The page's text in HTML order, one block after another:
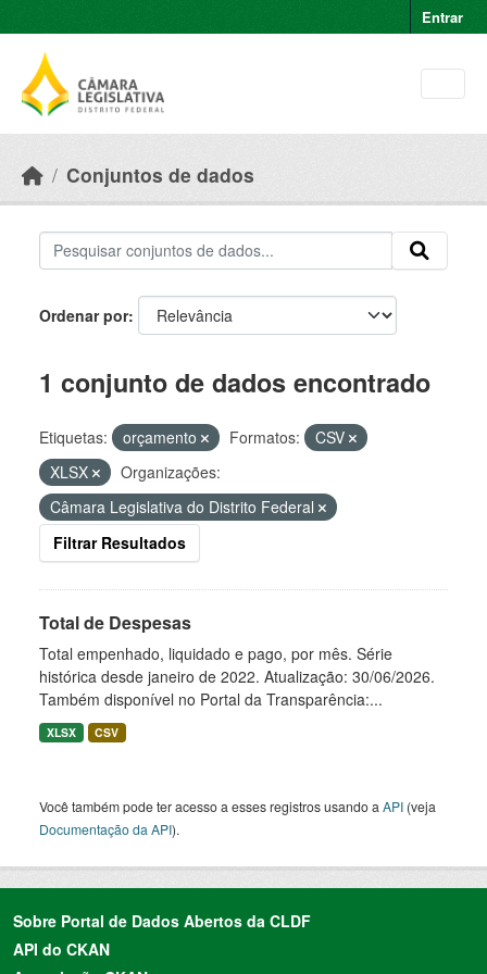
Entrar
Conjuntos de dados
Ordenar por
1 conjunto de dados encontrado
Etiquetas: orçamento Formatos:
CSV
XLSX
Organizações:
Câmara Legislativa do Distrito Federal
Filtrar Resultados
Total de Despesas
Total empenhado, liquidado e pago, por mês. Série
histórica desde janeiro de 2022. Atualização: 30/06/2026.
Também disponível no Portal da Transparência:...
XLSX CSV
Você também pode ter acesso a esses registros usando a API (veja
Documentação da API).
Sobre Portal de Dados Abertos da CLDF
API do CKAN